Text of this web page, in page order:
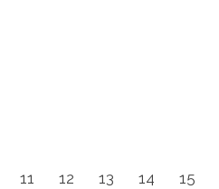
11 12 13 14 15